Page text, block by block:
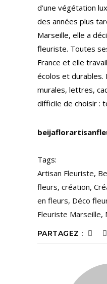
d’une végétation
des années plus
Marseille, elle a
fleuriste. Toutes
France et elle
écolos et durables.
murales, lettres,
difficile de choisir :
Tags:
Artisan Fleuriste,
fleurs, création,
en fleurs, Déco
Fleuriste Marseille,
PARTAGEZ :